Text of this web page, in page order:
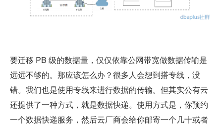
要迁移 PB 级的数据量，仅仅依靠公网带宽做数据传输是
远远不够的。那应该怎么办？很多人会想到搭专线，没
错。我们也是使用专线来进行数据的传输。但其实公有云
还提供了一种方式，就是数据快递。使用方式是，你预约
一个数据快递服务，然后云厂商会给你邮寄一个几十或者